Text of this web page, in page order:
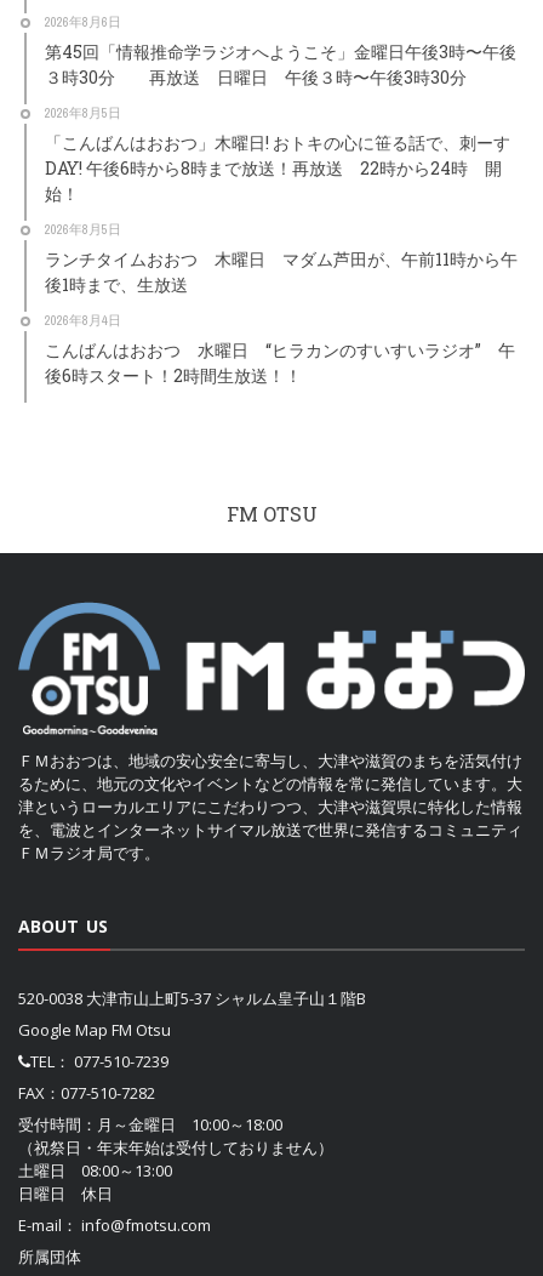
2026年8月6日
第45回「情報推命学ラジオへようこそ」金曜日午後3時〜午後
３時30分 再放送 日曜日 午後３時〜午後3時30分
2026年8月5日
「こんばんはおおつ」木曜日! おトキの心に笹る話で、刺ーす
DAY! 午後6時から8時まで放送！再放送 22時から24時 開
始！
2026年8月5日
ランチタイムおおつ 木曜日 マダム芦田が、午前11時から午
後1時まで、生放送
2026年8月4日
こんばんはおおつ 水曜日 “ヒラカンのすいすいラジオ” 午
後6時スタート！2時間生放送！！
FM OTSU
ＦＭおおつは、地域の安心安全に寄与し、大津や滋賀のまちを活気付け
るために、地元の文化やイベントなどの情報を常に発信しています。大
津というローカルエリアにこだわりつつ、大津や滋賀県に特化した情報
を、電波とインターネットサイマル放送で世界に発信するコミュニティ
ＦＭラジオ局です。
ABOUT US
520-0038 大津市山上町5-37 シャルム皇子山１階B
Google Map FM Otsu
TEL： 077-510-7239
FAX：077-510-7282
受付時間：月～金曜日 10:00～18:00
（祝祭日・年末年始は受付しておりません）
土曜日 08:00～13:00
日曜日 休日
E-mail： info@fmotsu.com
所属団体